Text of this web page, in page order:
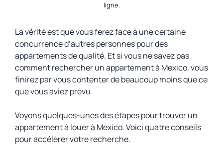
ligne.
La vérité est que vous ferez face à une certaine
concurrence d’autres personnes pour des
appartements de qualité. Et si vous ne savez pas
comment rechercher un appartement à Mexico, vous
finirez par vous contenter de beaucoup moins que ce
que vous aviez prévu.
Voyons quelques-unes des étapes pour trouver un
appartement à louer à Mexico. Voici quatre conseils
pour accélérer votre recherche.